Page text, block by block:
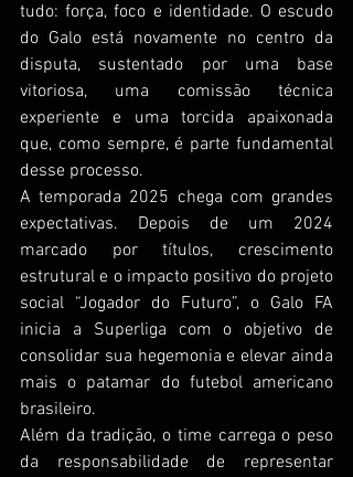
tudo: força, foco e identidade. O escudo
do Galo está novamente no centro da
disputa, sustentado por uma base
vitoriosa, uma comissão técnica
experiente e uma torcida apaixonada
que, como sempre, é parte fundamental
desse processo.
A temporada 2025 chega com grandes
expectativas. Depois de um 2024
marcado por títulos, crescimento
estrutural e o impacto positivo do projeto
social “Jogador do Futuro”, o Galo FA
inicia a Superliga com o objetivo de
consolidar sua hegemonia e elevar ainda
mais o patamar do futebol americano
brasileiro.
Além da tradição, o time carrega o peso
da responsabilidade de representar